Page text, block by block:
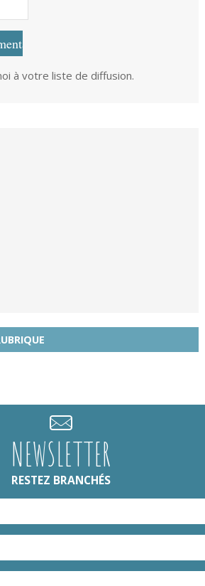
à votre liste de diffusion.
NEWSLETTER
RESTEZ BRANCHÉS